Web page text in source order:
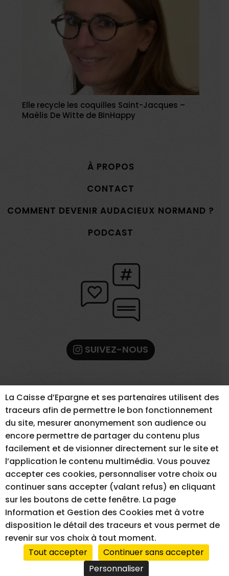
Elle recycle les coquilles Saint-Jacques –
Maëlis De Witte de BinHappy
À PROPOS
CONTACT
COMMENT DEVENIR AUDACIEUX NORMAND ?
PODCAST
SUIVEZ-NOUS
MENTIONS LÉGALES
GESTION DES COOKIES
ACCESSIBILITÉ – NON CONFORME
RÉALISATION DU SITE INTERNET
La Caisse d’Epargne et ses partenaires utilisent des
traceurs afin de permettre le bon fonctionnement
du site, mesurer anonymement son audience ou
encore permettre de partager du contenu plus
facilement et de visionner directement sur le site et
l’application le contenu multimédia. Vous pouvez
accepter ces cookies, personnaliser votre choix ou
continuer sans accepter (valant refus) en cliquant
sur les boutons de cette fenêtre. La page
Information et Gestion des Cookies met à votre
disposition le détail des traceurs et vous permet de
revenir sur vos choix à tout moment.
Tout accepter
Continuer sans accepter
Personnaliser